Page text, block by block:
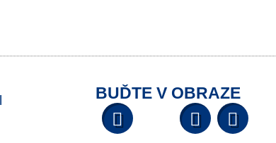
BUĎTE V OBRAZE
Facebook YouTube